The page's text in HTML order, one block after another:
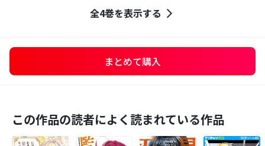
全4巻を表示する
まとめて購入
この作品の読者によく読まれている作品